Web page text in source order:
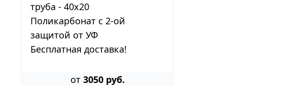
труба - 40х20
Поликарбонат с 2-ой
защитой от УФ
Бесплатная доставка!
от 3050 руб.